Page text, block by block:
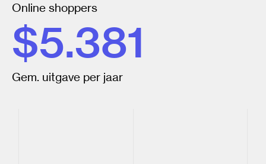
Online shoppers
Gem. uitgave per jaar
$5.381